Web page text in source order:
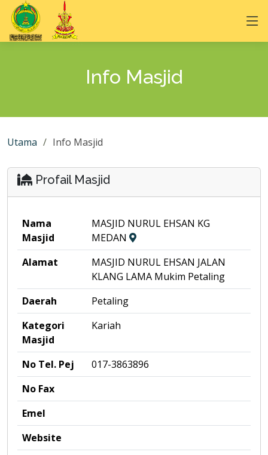
Info Masjid
Utama Info Masjid
Profail Masjid
Nama
Masjid
MASJID NURUL EHSAN KG
MEDAN
Alamat
MASJID NURUL EHSAN JALAN
KLANG LAMA Mukim Petaling
Daerah
Petaling
Kategori
Masjid
Kariah
No Tel. Pej
017-3863896
No Fax
Emel
Website